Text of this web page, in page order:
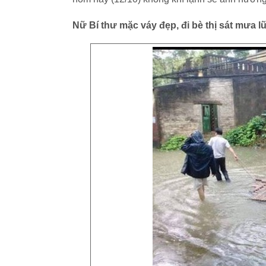
Nữ Bí thư mặc váy đẹp, đi bè thị sát mưa lũ